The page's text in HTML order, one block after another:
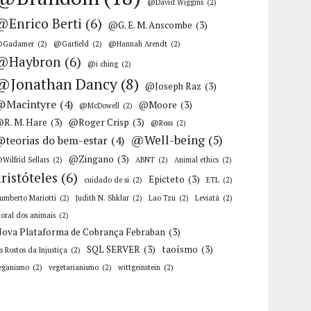
@David Wiggins (2)
Berti (6) @G. E. M. Anscombe (3)
(2) @Garfield (2) @Hannah Arendt (2)
(6) @i ching (2)
Dancy (8) @Joseph Raz (3)
(4) @McDowell (2) @Moore (3)
M. Hare (3) @Roger Crisp (3) @Ross (2)
do bem-estar (4) @Well-being (5)
Sellars (2) @Zingano (3) ABNT (2) Animal ethics (2)
(6) cuidado de si (2) Epicteto (3) ETL (2)
Mariotti (2) Judith N. Shklar (2) Lao Tzu (2) Leviatã (2)
dos animais (2)
Plataforma de Cobrança Febraban (3)
Rostos da Injustiça (2) SQL SERVER (3) taoísmo (3)
(2) vegetarianismo (2) wittgeinstein (2)